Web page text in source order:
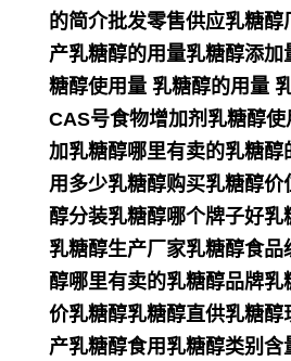
的简介批发零售供应乳糖
产乳糖醇的用量乳糖醇添
糖醇使用量 乳糖醇的用量
CAS号食物增加剂乳糖醇
加乳糖醇哪里有卖的乳糖醇
用多少乳糖醇购买乳糖醇价
醇分装乳糖醇哪个牌子好乳
乳糖醇生产厂家乳糖醇食品
醇哪里有卖的乳糖醇品牌乳
价乳糖醇乳糖醇直供乳糖醇
产乳糖醇食用乳糖醇类别含